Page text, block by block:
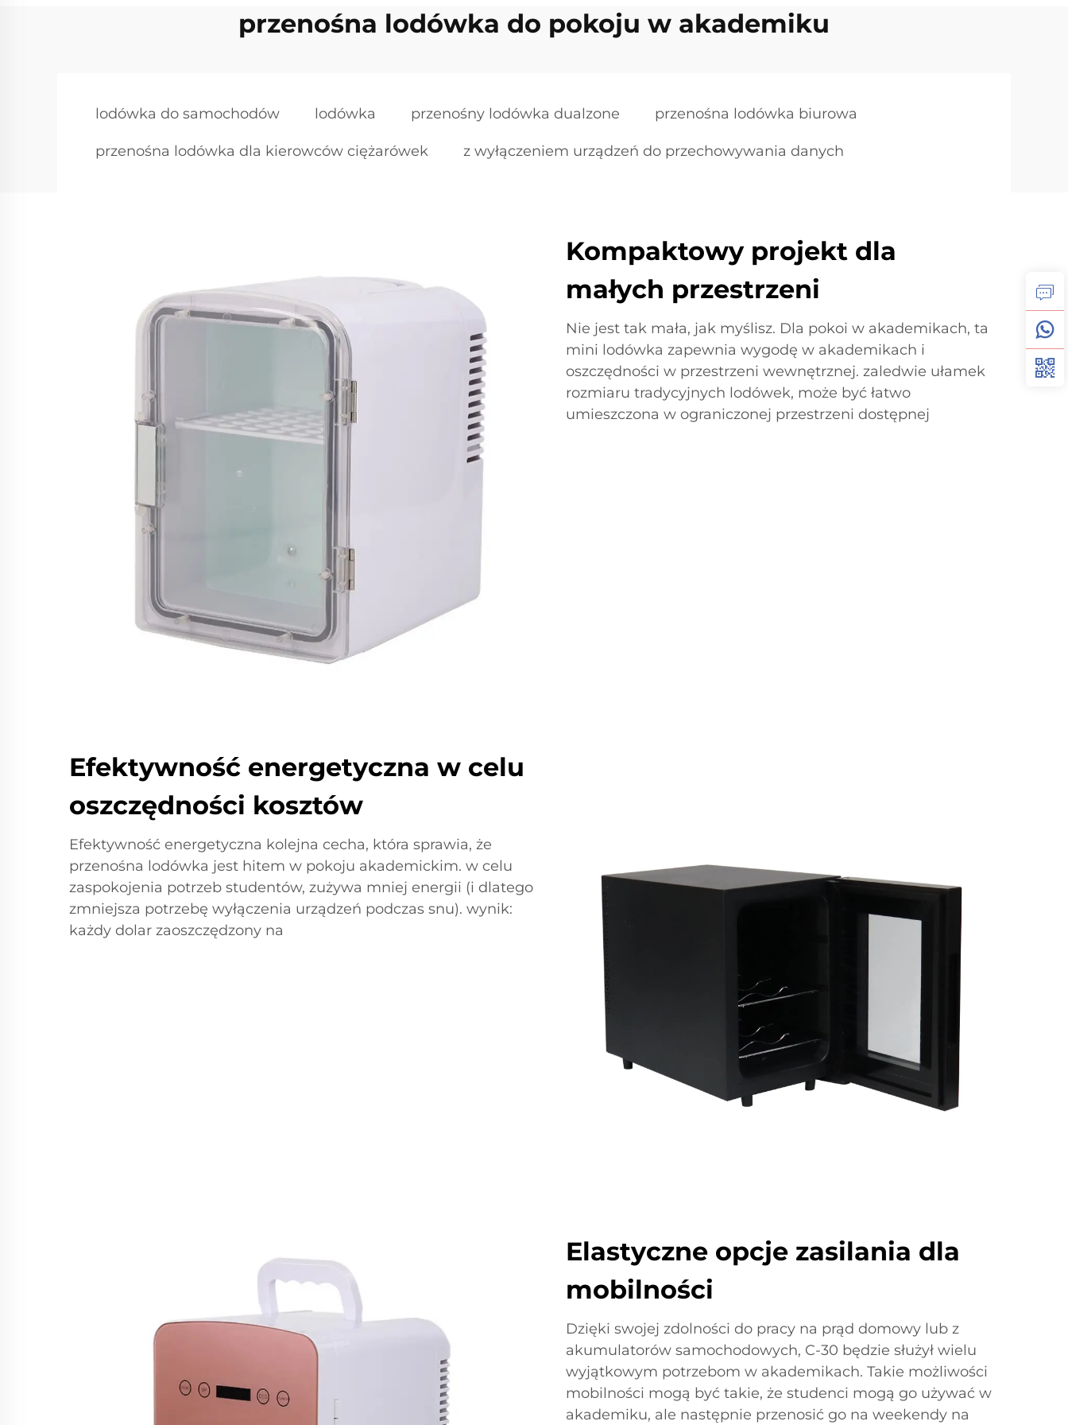
przenośna lodówka do pokoju w akademiku
lodówka do samochodów lodówka przenośny lodówka dualzone przenośna lodówka biurowa
przenośna lodówka dla kierowców ciężarówek z wyłączeniem urządzeń do przechowywania danych
Kompaktowy projekt dla
małych przestrzeni
Nie jest tak mała, jak myślisz. Dla pokoi w akademikach, ta
mini lodówka zapewnia wygodę w akademikach i
oszczędności w przestrzeni wewnętrznej. zaledwie ułamek
rozmiaru tradycyjnych lodówek, może być łatwo
umieszczona w ograniczonej przestrzeni dostępnej
Efektywność energetyczna w celu
oszczędności kosztów
Efektywność energetyczna kolejna cecha, która sprawia, że
przenośna lodówka jest hitem w pokoju akademickim. w celu
zaspokojenia potrzeb studentów, zużywa mniej energii (i dlatego
zmniejsza potrzebę wyłączenia urządzeń podczas snu). wynik:
każdy dolar zaoszczędzony na
Elastyczne opcje zasilania dla
mobilności
Dzięki swojej zdolności do pracy na prąd domowy lub z
akumulatorów samochodowych, C-30 będzie służył wielu
wyjątkowym potrzebom w akademikach. Takie możliwości
mobilności mogą być takie, że studenci mogą go używać w
akademiku, ale następnie przenosić go na weekendy na